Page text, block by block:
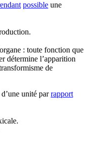
possible une
: toute fonction que
détermine l’apparition
de
unité parrapport